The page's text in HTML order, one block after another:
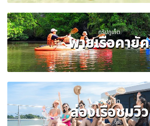
ทริปภูเก็ต
พายเรือคายัค
ทริปภูเก็ต
ล่องเรือชมวิว